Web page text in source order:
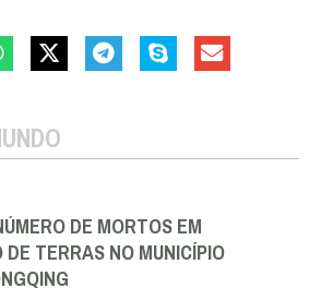
DE MORTOS EM
TERRAS NO MUNICÍPIO